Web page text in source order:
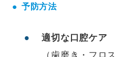
予防方法
適切な口腔ケア
（歯磨き・フロ